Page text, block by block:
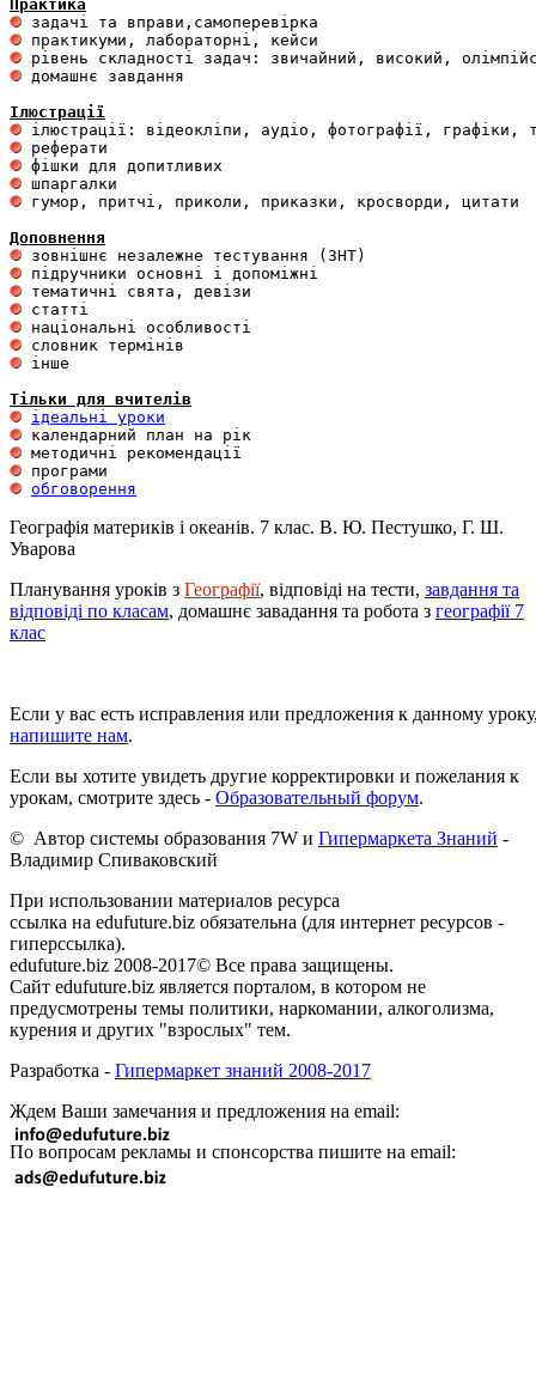
Практика
домашнє завдання
Ілюстрації
гумор, притчі, приколи, приказки, кросворди, цитати
Доповнення
інше
Тільки для вчителів
ідеальні уроки
обговорення
Географія материків і океанів. 7 клас. В. Ю. Пестушко, Г. Ш.
Уварова
Планування уроків з Географії, відповіді на тести, завдання та
відповіді по класам, домашнє завадання та робота з географії 7
клас
Если у вас есть исправления или предложения к данному
напишите нам.
Если вы хотите увидеть другие корректировки и пожелания к
урокам, смотрите здесь - Образовательный форум.
© Автор системы образования 7W и Гипермаркета Знаний -
Владимир Спиваковский
При использовании материалов ресурса
ссылка на edufuture.biz обязательна (для интернет ресурсов -
гиперссылка).
edufuture.biz 2008-2017© Все права защищены.
Сайт edufuture.biz является порталом, в котором не
предусмотрены темы политики, наркомании, алкоголизма,
курения и других "взрослых" тем.
Разработка - Гипермаркет знаний 2008-2017
Ждем Ваши замечания и предложения на email:
По вопросам рекламы и спонсорства пишите на email: